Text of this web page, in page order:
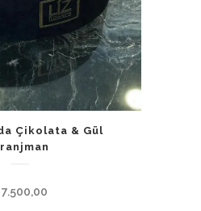
Çikolata & Gül
7.500,00